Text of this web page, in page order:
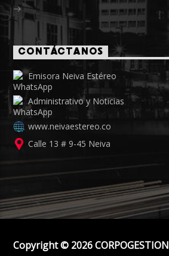
CONTÁCTANOS
Emisora Neiva Estéreo
Administrativo y Noticias
www.neivaestereo.co
Calle 13 # 9-45 Neiva
Copyright © 2026 CORPOGESTION